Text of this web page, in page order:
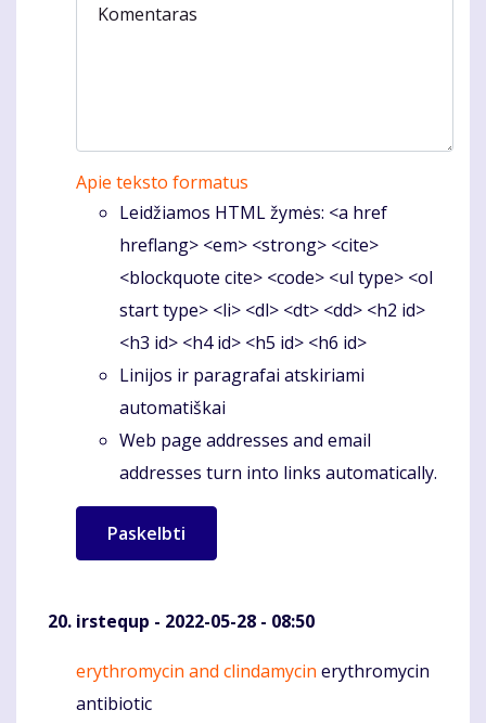
Komentaras
Apie teksto formatus
Leidžiamos HTML žymės: <a href
hreflang> <em> <strong> <cite>
<blockquote cite> <code> <ul type> <ol
start type> <li> <dl> <dt> <dd> <h2 id>
<h3 id> <h4 id> <h5 id> <h6 id>
Linijos ir paragrafai atskiriami
automatiškai
Web page addresses and email
addresses turn into links automatically.
irstequp - 2022-05-28 - 08:50
Komentaras
erythromycin and clindamycin erythromycin
antibiotic